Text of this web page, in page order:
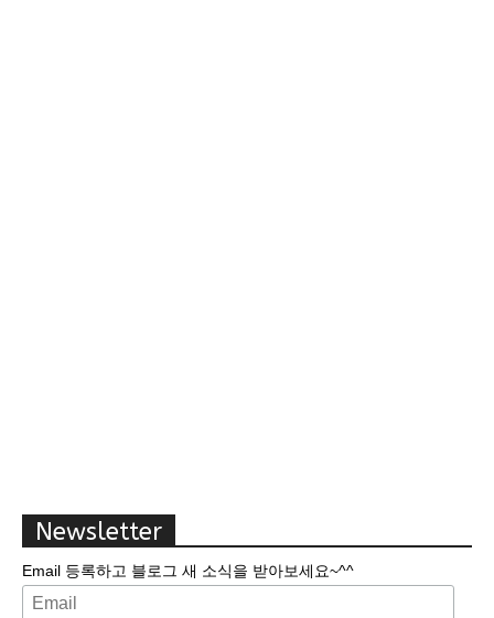
Newsletter
Email 등록하고 블로그 새 소식을 받아보세요~^^